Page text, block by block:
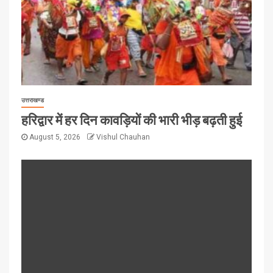
उत्तराखण्ड
हरिद्वार में हर दिन कावड़ियों की भारी भीड़ बढ़ती हुई
August 5, 2026 Vishul Chauhan